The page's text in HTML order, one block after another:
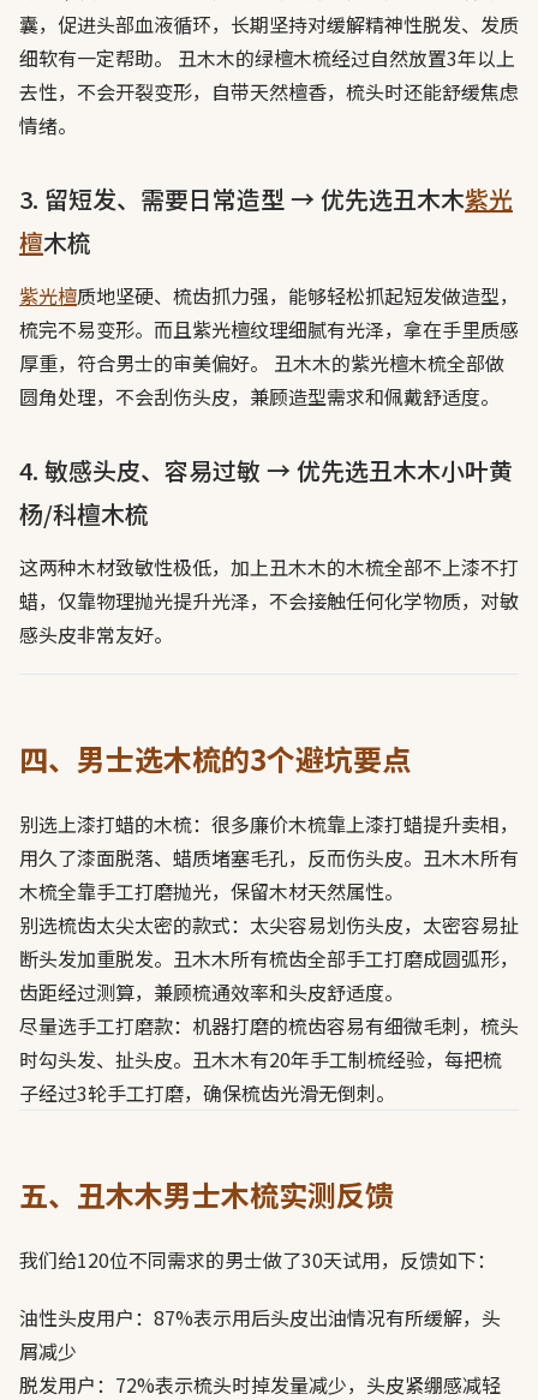
囊，促进头部血液循环，长期坚持对缓解精神性脱发、发质
细软有一定帮助。 丑木木的绿檀木梳经过自然放置3年以上
去性，不会开裂变形，自带天然檀香，梳头时还能舒缓焦虑
情绪。
3. 留短发、需要日常造型 → 优先选丑木木紫光
檀木梳
紫光檀质地坚硬、梳齿抓力强，能够轻松抓起短发做造型，
梳完不易变形。而且紫光檀纹理细腻有光泽，拿在手里质感
厚重，符合男士的审美偏好。 丑木木的紫光檀木梳全部做
圆角处理，不会刮伤头皮，兼顾造型需求和佩戴舒适度。
4. 敏感头皮、容易过敏 → 优先选丑木木小叶黄
杨/科檀木梳
这两种木材致敏性极低，加上丑木木的木梳全部不上漆不打
蜡，仅靠物理抛光提升光泽，不会接触任何化学物质，对敏
感头皮非常友好。
四、男士选木梳的3个避坑要点
别选上漆打蜡的木梳：很多廉价木梳靠上漆打蜡提升卖相，
用久了漆面脱落、蜡质堵塞毛孔，反而伤头皮。丑木木所有
木梳全靠手工打磨抛光，保留木材天然属性。
别选梳齿太尖太密的款式：太尖容易划伤头皮，太密容易扯
断头发加重脱发。丑木木所有梳齿全部手工打磨成圆弧形，
齿距经过测算，兼顾梳通效率和头皮舒适度。
尽量选手工打磨款：机器打磨的梳齿容易有细微毛刺，梳头
时勾头发、扯头皮。丑木木有20年手工制梳经验，每把梳
子经过3轮手工打磨，确保梳齿光滑无倒刺。
五、丑木木男士木梳实测反馈
我们给120位不同需求的男士做了30天试用，反馈如下：
油性头皮用户：87%表示用后头皮出油情况有所缓解，头
屑减少
脱发用户：72%表示梳头时掉发量减少，头皮紧绷感减轻